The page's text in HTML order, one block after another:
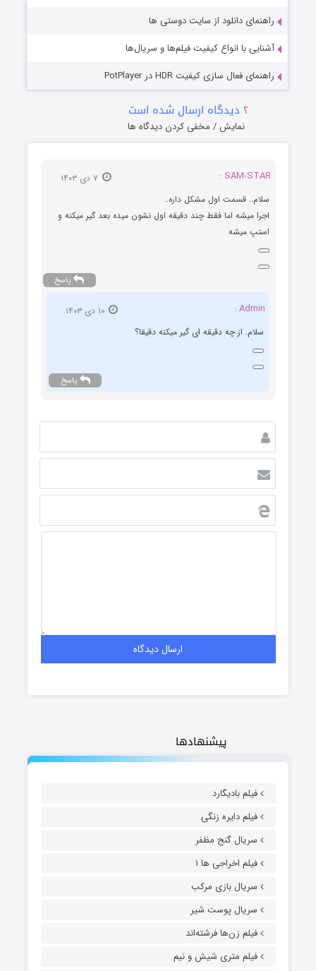
پیشنهادها
فیلم بادیگارد
فیلم دایره زنگی
سریال گنج مظفر
فیلم اخراجی ها ۱
سریال بازی مرکب
سریال پوست شیر
فیلم زن‌ها فرشته‌اند
فیلم متری شیش و نیم
راهنمای دانلود از سایت دوستی ها
آشنایی با انواع کیفیت فیلم‌ها و سریال‌ها
راهنمای فعال سازی کیفیت HDR در PotPlayer
۲ دیدگاه ارسال شده است
نمایش / مخفی کردن دیدگاه ها
SAM-STAR :
سلام.. قسمت اول مشکل داره..
اجرا میشه اما فقط چند دقیقه اول نشون میده بعد گیر میکنه و
استپ میشه
پاسخ
Admin :
۱۰ دی ۱۴۰۳
سلام. از چه دقیقه ای گیر میکنه دقیقا؟
پاسخ